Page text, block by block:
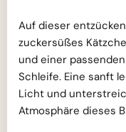
Auf dieser
zuckersüßes
und einer
Schleife. Eine sanft
Licht und
Atmosphäre dieses